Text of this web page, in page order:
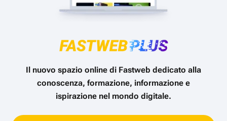
Il nuovo spazio online di Fastweb dedicato alla
conoscenza, formazione, informazione e
ispirazione nel mondo digitale.